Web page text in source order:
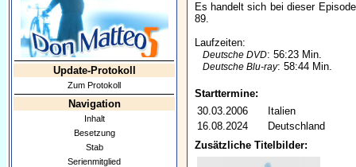
Update-Protokoll
Zum Protokoll
Navigation
Inhalt
Besetzung
Stab
Serienmitglied
Es handelt sich bei dieser
89.
Laufzeiten:
Deutsche DVD: 56:23 Min.
Deutsche Blu-ray: 58:44 Min.
Starttermine:
30.03.2006
Italien
16.08.2024
Deutschland
Zusätzliche Titelbilder: